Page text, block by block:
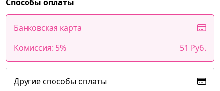
Способы оплаты
Банковская карта
Комиссия: 5%
51 Руб.
Другие способы оплаты